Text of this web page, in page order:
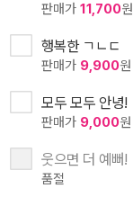
판매가 11,700원
행복한 ㄱㄴㄷ
판매가 9,900원
모두 모두 안녕!
판매가 9,000원
웃으면 더 예뻐!
품절